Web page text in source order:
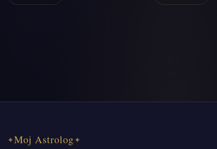
✦Moj Astrolog✦